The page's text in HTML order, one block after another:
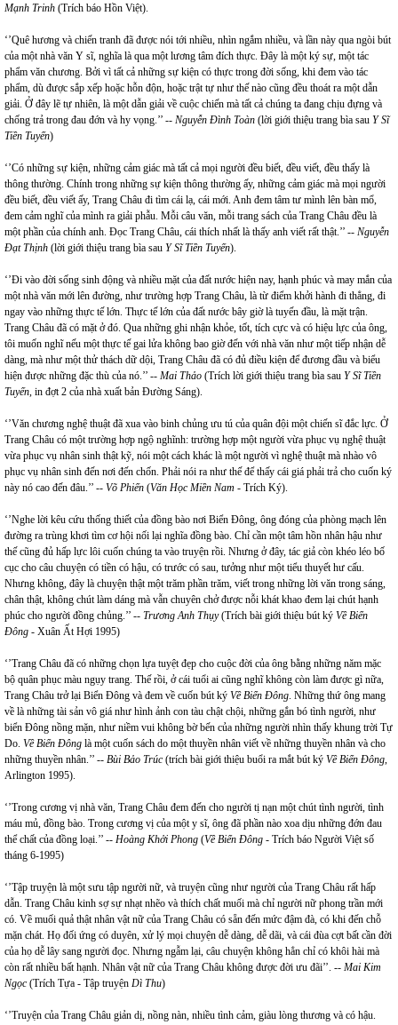
Mạnh Trinh (Trích báo Hồn Việt).
‘’Quê hương và chiến tranh đã được nói tới nhiều, nhìn ngắm nhiều, và lần này qua ngòi bút
của một nhà văn Y sĩ, nghĩa là qua một lương tâm đích thực. Đây là một ký sự, một tác
phẩm văn chương. Bởi vì tất cả những sự kiện có thực trong đời sống, khi đem vào tác
phẩm, dù được sắp xếp hoặc hỗn độn, hoặc trật tự như thế nào cũng đều thoát ra một dẫn
giải. Ở đây lẽ tự nhiên, là một dẫn giải về cuộc chiến mà tất cả chúng ta đang chịu đựng và
chống trả trong đau đớn và hy vọng.’’ -- Nguyễn Đình Toàn (lời giới thiệu trang bìa sau Y Sĩ
Tiền Tuyến)
‘’Có những sự kiện, những cảm giác mà tất cả mọi người đều biết, đều viết, đều thấy là
thông thường. Chính trong những sự kiện thông thường ấy, những cảm giác mà mọi người
đều biết, đều viết ấy, Trang Châu đi tìm cái lạ, cái mới. Anh đem tâm tư mình lên bàn mổ,
đem cảm nghĩ của mình ra giải phẫu. Mỗi câu văn, mỗi trang sách của Trang Châu đều là
một phần của chính anh. Đọc Trang Châu, cái thích nhất là thấy anh viết rất thật.’’ -- Nguyễn
Đạt Thịnh (lời giới thiệu trang bìa sau Y Sĩ Tiền Tuyến).
‘’Đi vào đời sống sinh động và nhiều mặt của đất nước hiện nay, hạnh phúc và may mắn của
một nhà văn mới lên đường, như trường hợp Trang Châu, là từ điểm khởi hành đi thẳng, đi
ngay vào những thực tế lớn. Thực tế lớn của đất nước bây giờ là tuyến đầu, là mặt trận.
Trang Châu đã có mặt ở đó. Qua những ghi nhận khỏe, tốt, tích cực và có hiệu lực của ông,
tôi muốn nghĩ nếu một thực tế gai lửa không bao giờ đến với nhà văn như một tiếp nhận dễ
dàng, mà như một thử thách dữ dội, Trang Châu đã có đủ điều kiện để đương đầu và biểu
hiện được những đặc thù của nó.’’ -- Mai Thảo (Trích lời giới thiệu trang bìa sau Y Sĩ Tiền
Tuyến, in đợt 2 của nhà xuất bản Đường Sáng).
‘’Văn chương nghệ thuật đã xua vào binh chủng ưu tú của quân đội một chiến sĩ đắc lực. Ở
Trang Châu có một trường hợp ngộ nghĩnh: trường hợp một người vừa phục vụ nghệ thuật
vừa phục vụ nhân sinh thật kỹ, nói một cách khác là một người vì nghệ thuật mà nhào vô
phục vụ nhân sinh đến nơi đến chốn. Phải nói ra như thế để thấy cái giá phải trả cho cuốn ký
này nó cao đến đâu.’’ -- Võ Phiến (Văn Học Miền Nam - Trích Ký).
‘’Nghe lời kêu cứu thống thiết của đồng bào nơi Biển Đông, ông đóng của phòng mạch lên
đường ra trùng khơi tìm cơ hội nối lại nghĩa đồng bào. Chỉ cần một tâm hồn nhân hậu như
thế cũng đủ hấp lực lôi cuốn chúng ta vào truyện rồi. Nhưng ở đây, tác giả còn khéo léo bố
cục cho câu chuyện có tiền có hậu, có trước có sau, tưởng như một tiểu thuyết hư cấu.
Nhưng không, đây là chuyện thật một trăm phần trăm, viết trong những lời văn trong sáng,
chân thật, không chút làm dáng mà vẫn chuyên chở được nỗi khát khao đem lại chút hạnh
phúc cho người đồng chủng.’’ -- Trương Anh Thụy(Trích bài giới thiệu bút ký Về Biển
Đông - Xuân Ất Hợi 1995)
‘’Trang Châu đã có những chọn lựa tuyệt đẹp cho cuộc đời của ông bằng những năm mặc
bộ quân phục màu ngụy trang. Thế rồi, ở cái tuổi ai cũng nghĩ không còn làm được gì nữa,
Trang Châu trở lại Biển Đông và đem về cuốn bút ký Về Biển Đông. Những thứ ông mang
về là những tài sản vô giá như hình ảnh con tàu chật chội, những gắn bó tình người, như
biển Đông nồng mặn, như niềm vui không bờ bến của những người nhìn thấy khung trời Tự
Do. Về Biển Đông là một cuốn sách do một thuyền nhân viết về những thuyền nhân và cho
những thuyền nhân.’’ -- Bùi Bảo Trúc(trích bài giới thiệu buổi ra mắt bút ký Về Biển Đông,
Arlington 1995).
‘’Trong cương vị nhà văn, Trang Châu đem đến cho người tị nạn một chút tình người, tình
máu mủ, đồng bào. Trong cương vị của một y sĩ, ông đã phần nào xoa dịu những đớn đau
thể chất của đồng loại.’’ -- Hoàng Khởi Phong (Về Biển Đông - Trích báo Người Việt số
tháng 6-1995)
‘’Tập truyện là một sưu tập người nữ, và truyện cũng như người của Trang Châu rất hấp
dẫn. Trang Châu kinh sợ sự nhạt nhẽo và thích chất muối mà chỉ người nữ phong trần mới
có. Về muối quả thật nhân vật nữ của Trang Châu có sẵn đến mức đậm đà, có khi đến chỗ
mặn chát. Họ đối ứng có duyên, xử lý mọi chuyện dễ dàng, dễ dãi, và cái đùa cợt bất cần đời
của họ dễ lây sang người đọc. Nhưng ngẫm lại, câu chuyện không hẳn chỉ có khôi hài mà
còn rất nhiều bất hạnh. Nhân vật nữ của Trang Châu không được đời ưu đãi’’. -- Mai Kim
Ngọc(Trích Tựa - Tập truyện Dì Thu)
‘’Truyện của Trang Châu giản dị, nồng nàn, nhiều tình cảm, giàu lòng thương và có hậu.